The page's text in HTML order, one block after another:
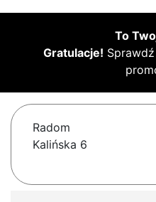
To
Gratulacje!
Radom
Kalińska 6